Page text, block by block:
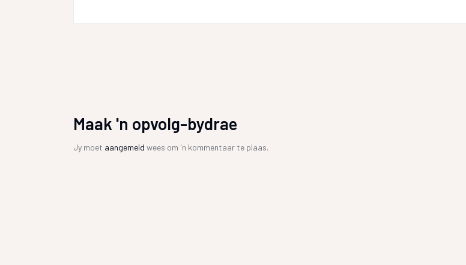
Maak 'n opvolg-bydrae
Jy moet aangemeld wees om 'n kommentaar te plaas.